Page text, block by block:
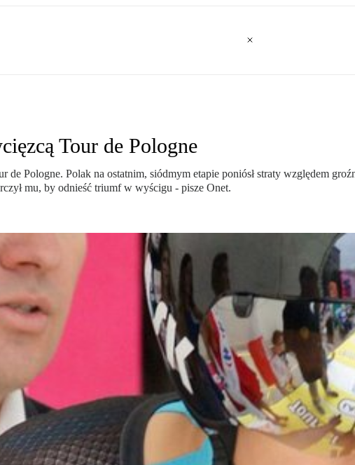
Tour de Pologne
de Pologne. Polak na ostatnim, siódmym etapie poniósł straty względem
mu, by odnieść triumf w wyścigu - pisze Onet.